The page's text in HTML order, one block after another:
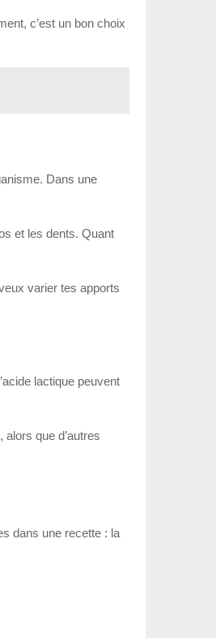
c’est un bon choix
Dans une
et les dents. Quant
varier tes apports
lactique peuvent
que d’autres
dans une recette : la